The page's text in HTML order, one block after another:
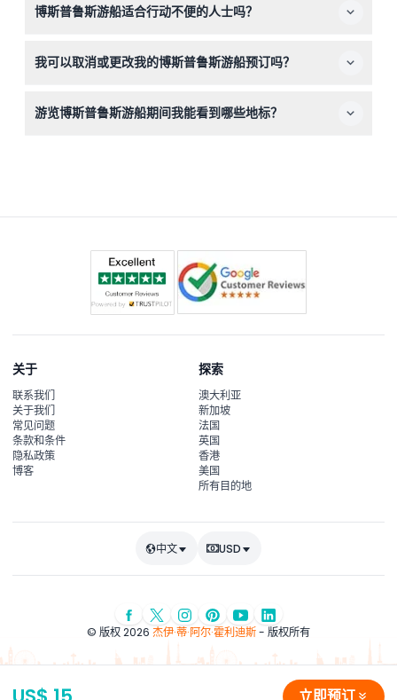
立即预订
手机或设备，用于下载支持多语言的数字音频导览。
博斯普鲁斯游船适合行动不便的人士吗？
合参与。
我可以取消或更改我的博斯普鲁斯游船预订吗？
务必确认您的计划。
游览博斯普鲁斯游船期间我能看到哪些地标？
关于
联系我们
关于我们
常见问题
条款和条件
隐私政策
博客
探索
澳大利亚
新加坡
法国
英国
香港
美国
所有目的地
中文 USD
© 版权 2026 杰伊·蒂·阿尔·霍利迪斯- 版权所有